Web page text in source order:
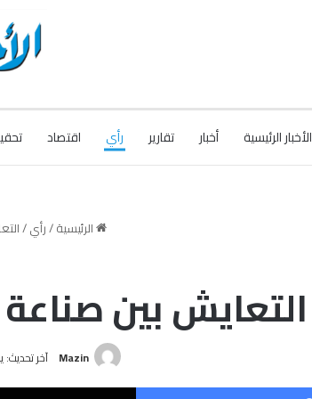
الأخبار الرئيسية أخبار تقارير رأي اقتصاد
الرئيسية/رأي/
التعايش بين صناعة
Mazin آخر تحديث: يونيو
فيسبوك